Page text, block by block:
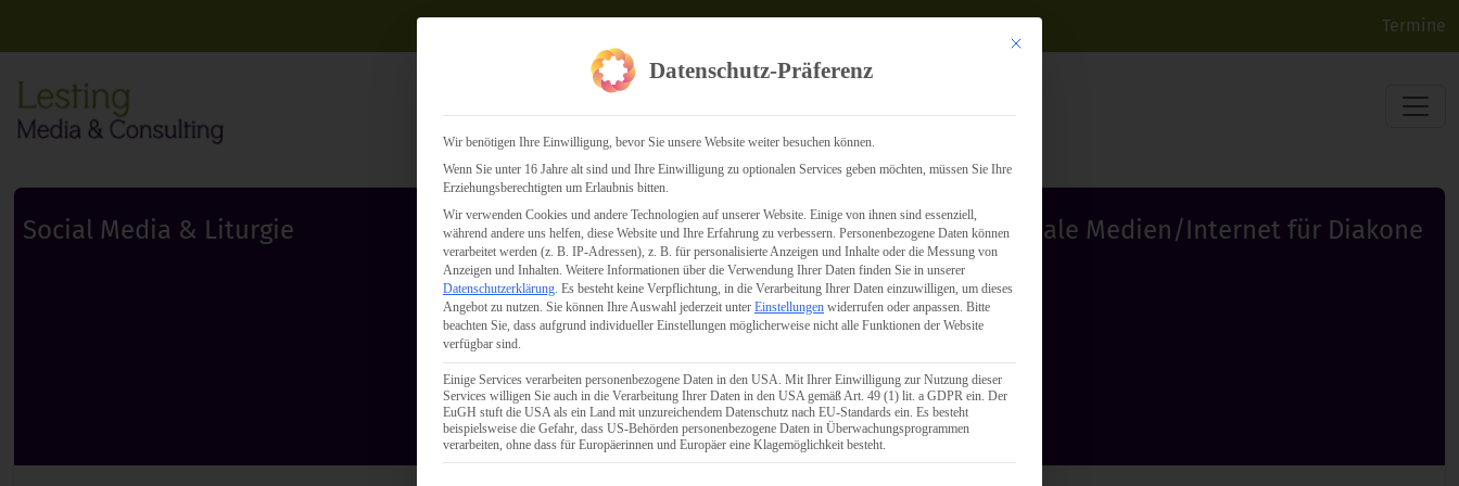
Termine
Social Media & Liturgie Soziale Medien/Internet für Diakone
Mit diesem Button wird der Dialog geschlossen. Seine Funktionalität ist identisch mit
Datenschutz-Präferenz
Wir benötigen Ihre Einwilligung, bevor Sie unsere Website weiter besuchen können.
Wenn Sie unter 16 Jahre alt sind und Ihre Einwilligung zu optionalen Services geben möchten, müssen Sie Ihre
Erziehungsberechtigten um Erlaubnis bitten.
Wir verwenden Cookies und andere Technologien auf unserer Website. Einige von ihnen sind essenziell,
während andere uns helfen, diese Website und Ihre Erfahrung zu verbessern. Personenbezogene Daten können
verarbeitet werden (z. B. IP-Adressen), z. B. für personalisierte Anzeigen und Inhalte oder die Messung von
Anzeigen und Inhalten. Weitere Informationen über die Verwendung Ihrer Daten finden Sie in unserer
Datenschutzerklärung. Es besteht keine Verpflichtung, in die Verarbeitung Ihrer Daten einzuwilligen, um dieses
Angebot zu nutzen. Sie können Ihre Auswahl jederzeit unter Einstellungen widerrufen oder anpassen. Bitte
beachten Sie, dass aufgrund individueller Einstellungen möglicherweise nicht alle Funktionen der Website
verfügbar sind.
Einige Services verarbeiten personenbezogene Daten in den USA. Mit Ihrer Einwilligung zur Nutzung dieser
Services willigen Sie auch in die Verarbeitung Ihrer Daten in den USA gemäß Art. 49 (1) lit. a GDPR ein. Der
EuGH stuft die USA als ein Land mit unzureichendem Datenschutz nach EU-Standards ein. Es besteht
beispielsweise die Gefahr, dass US-Behörden personenbezogene Daten in Überwachungsprogrammen
verarbeiten, ohne dass für Europäerinnen und Europäer eine Klagemöglichkeit besteht.